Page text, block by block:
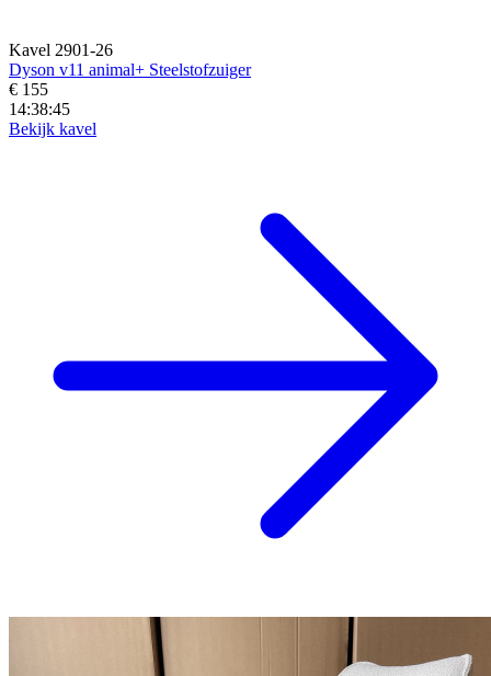
Kavel 2901-26
Dyson v11 animal+ Steelstofzuiger
€ 155
14:38:43
Bekijk kavel